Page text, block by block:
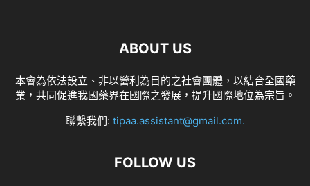
ABOUT US
本會為依法設立、非以營利為目的之社會團體，以結合全國藥
業，共同促進我國藥界在國際之發展，提升國際地位為宗旨。
聯繫我們: tipaa.assistant@gmail.com.
FOLLOW US